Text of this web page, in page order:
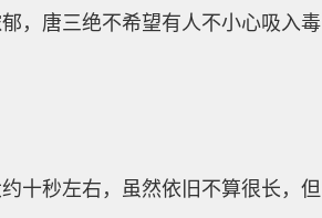
，唐三绝不希望有人不小心吸入毒
十秒左右，虽然依旧不算很长，但